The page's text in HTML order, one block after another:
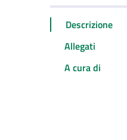
Descrizione
Allegati
A cura di